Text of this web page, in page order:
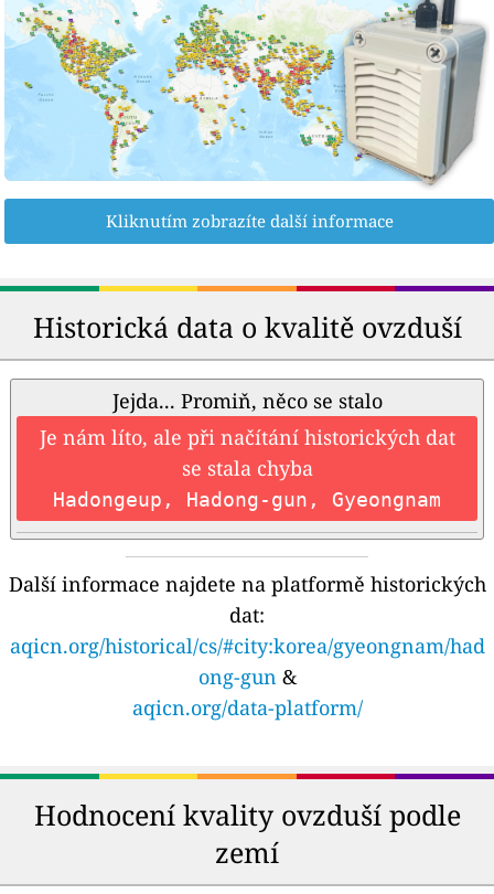
Kliknutím zobrazíte další informace
Historická data o kvalitě ovzduší
Jejda... Promiň, něco se stalo
Je nám líto, ale při načítání historických dat
se stala chyba
Hadongeup, Hadong-gun, Gyeongnam
Další informace najdete na platformě historických
dat:
aqicn.org/historical/cs/#city:korea/gyeongnam/had
ong-gun &
aqicn.org/data-platform/
Hodnocení kvality ovzduší podle
zemí